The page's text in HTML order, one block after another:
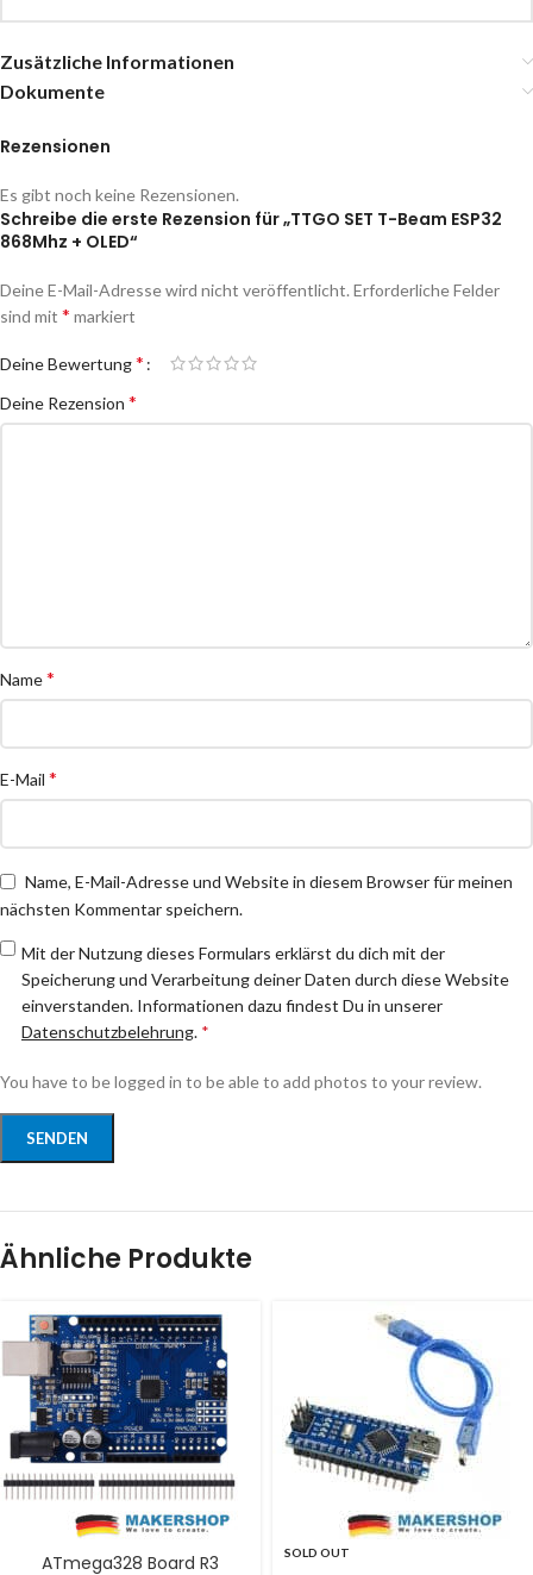
Zusätzliche Informationen
Dokumente
Rezensionen
Es gibt noch keine Rezensionen.
Schreibe die erste Rezension für „TTGO SET T-Beam ESP32
868Mhz + OLED“
Deine E-Mail-Adresse wird nicht veröffentlicht. Erforderliche Felder
sind mit * markiert
Deine Bewertung*
Deine Rezension *
Name*
E-Mail *
Name, E-Mail-Adresse und Website in diesem Browser für meinen
nächsten Kommentar speichern.
Mit der Nutzung dieses Formulars erklärst du dich mit der
Speicherung und Verarbeitung deiner Daten durch diese Website
einverstanden. Informationen dazu findest Du in unserer
Datenschutzbelehrung. *
You have to be logged in to be able to add photos to your review.
Ähnliche Produkte
ATmega328 Board R3
SOLD OUT